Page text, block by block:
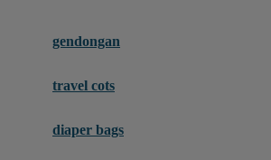
Fisher Price
Flipper
gendongan
travel cots
diaper bags